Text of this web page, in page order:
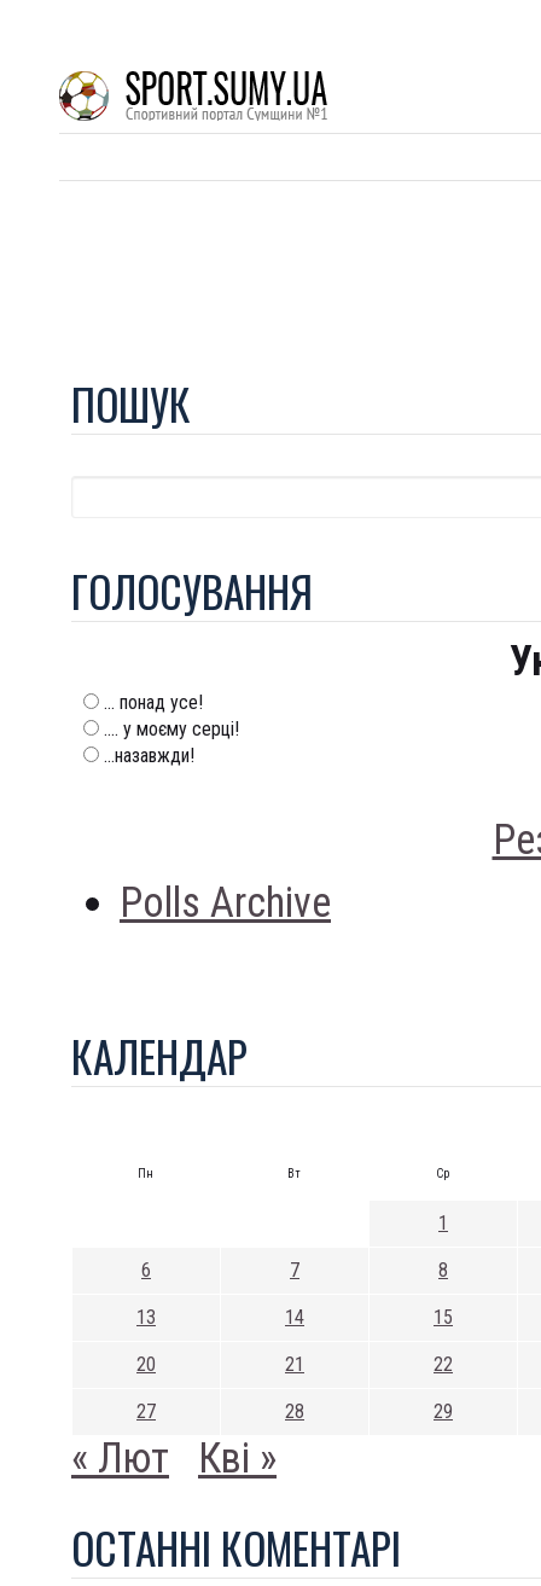
ПОШУК
ГОЛОСУВАННЯ
... понад усе!
.... у моєму серці!
...назавжди!
Polls Archive
КАЛЕНДАР
Пн Вт Ср
1
6 7 8
13 14 15
20 21 22
27 28 29
« Лют Кві »
ОСТАННI КОМЕНТАРI